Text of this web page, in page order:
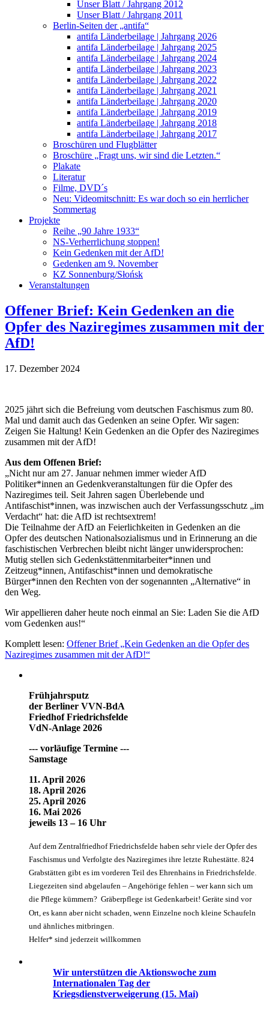
Unser Blatt / Jahrgang 2012
Unser Blatt / Jahrgang 2011
Berlin-Seiten der „antifa“
antifa Länderbeilage | Jahrgang 2026
antifa Länderbeilage | Jahrgang 2025
antifa Länderbeilage | Jahrgang 2024
antifa Länderbeilage | Jahrgang 2023
antifa Länderbeilage | Jahrgang 2022
antifa Länderbeilage | Jahrgang 2021
antifa Länderbeilage | Jahrgang 2020
antifa Länderbeilage | Jahrgang 2019
antifa Länderbeilage | Jahrgang 2018
antifa Länderbeilage | Jahrgang 2017
Broschüren und Flugblätter
Broschüre „Fragt uns, wir sind die Letzten.“
Plakate
Literatur
Filme, DVD´s
Neu: Videomitschnitt: Es war doch so ein herrlicher
Sommertag
Projekte
Reihe „90 Jahre 1933“
NS-Verherrlichung stoppen!
Kein Gedenken mit der AfD!
Gedenken am 9. November
KZ Sonnenburg/Słońsk
Veranstaltungen
Offener Brief: Kein Gedenken an die
Opfer des Naziregimes zusammen mit der
AfD!
17. Dezember 2024
2025 jährt sich die Befreiung vom deutschen Faschismus zum 80.
Mal und damit auch das Gedenken an seine Opfer. Wir sagen:
Zeigen Sie Haltung! Kein Gedenken an die Opfer des Naziregimes
zusammen mit der AfD!
Aus dem Offenen Brief:
„Nicht nur am 27. Januar nehmen immer wieder AfD
Politiker*innen an Gedenkveranstaltungen für die Opfer des
Naziregimes teil. Seit Jahren sagen Überlebende und
Antifaschist*innen, was inzwischen auch der Verfassungsschutz „im
Verdacht“ hat: die AfD ist rechtsextrem!
Die Teilnahme der AfD an Feierlichkeiten in Gedenken an die
Opfer des deutschen Nationalsozialismus und in Erinnerung an die
faschistischen Verbrechen bleibt nicht länger unwidersprochen:
Mutig stellen sich Gedenkstättenmitarbeiter*innen und
Zeitzeug*innen, Antifaschist*innen und demokratische
Bürger*innen den Rechten von der sogenannten „Alternative“ in
den Weg.
Wir appellieren daher heute noch einmal an Sie: Laden Sie die AfD
vom Gedenken aus!“
Komplett lesen: Offener Brief „Kein Gedenken an die Opfer des
Naziregimes zusammen mit der AfD!“
Frühjahrsputz
der Berliner VVN-BdA
Friedhof Friedrichsfelde
VdN-Anlage 2026
--- vorläufige Termine ---
Samstage
11. April 2026
18. April 2026
25. April 2026
16. Mai 2026
jeweils 13 – 16 Uhr
Auf dem Zentralfriedhof Friedrichsfelde haben sehr viele der Opfer des
Faschismus und Verfolgte des Naziregimes ihre letzte Ruhestätte. 824
Grabstätten gibt es im vorderen Teil des Ehrenhains in Friedrichsfelde.
Liegezeiten sind abgelaufen – Angehörige fehlen – wer kann sich um
die Pflege kümmern? Gräberpflege ist Gedenkarbeit! Geräte sind vor
Ort, es kann aber nicht schaden, wenn Einzelne noch kleine Schaufeln
und ähnliches mitbringen.
Helfer* sind jederzeit willkommen
Wir unterstützen die Aktionswoche zum
Internationalen Tag der
Kriegsdienstverweigerung (15. Mai)